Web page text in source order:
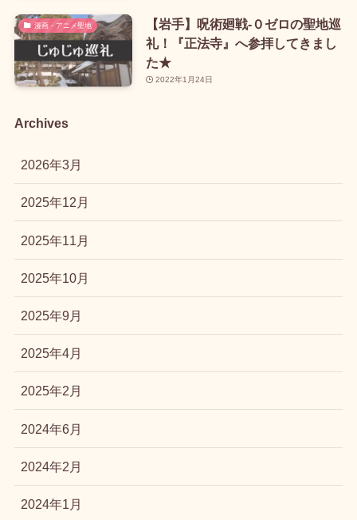
漫画・アニメ聖地
【岩手】呪術廻戦-０ゼロの聖地巡
礼！『正法寺』へ参拝してきまし
た★
2022年1月24日
Archives
2026年3月
2025年12月
2025年11月
2025年10月
2025年9月
2025年4月
2025年2月
2024年6月
2024年2月
2024年1月